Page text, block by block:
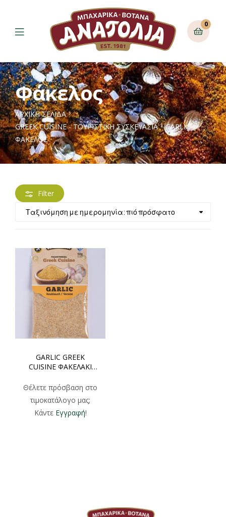
0
Φάκελος
ΑΡΧΙΚΉ ΣΕΛΊΔΑ
GREEK CUISINE - ΤΟΥΡΙΣΤΙΚΗ ΣΥΣΚΕΥΑΣΙΑ
GARLIC
ΦΆΚΕΛΟΣ
Filter
GARLIC GREEK
CUISINE ΦΑΚΕΛΑΚΙ
Θέλετε πρόσβαση στο
τιμοκατάλογο μας;
Κάντε Εγγραφή!